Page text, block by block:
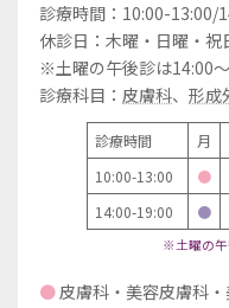
診療時間：10:00-13:00/
休診日：木曜・日曜・祝
※土曜の午後診は14:00
診療科目： 皮膚科、 形成
診療時間 月
10:00-13:00
●
14:00-19:00
●
※土曜の午
●皮膚科・美容皮膚科